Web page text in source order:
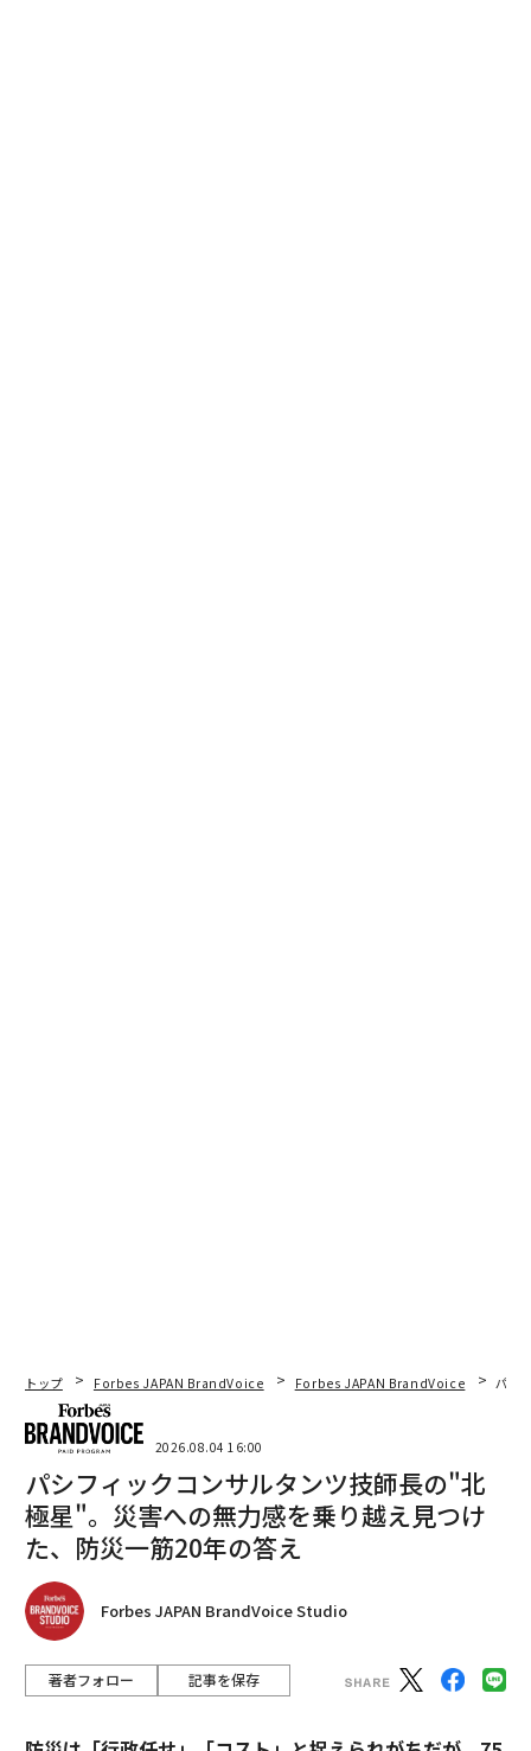
トップ Forbes JAPAN BrandVoice Forbes JAPAN BrandVoice パシ
2026.08.04 16:00
パシフィックコンサルタンツ技師長の"北
極星"。災害への無力感を乗り越え見つけ
た、防災一筋20年の答え
Forbes JAPAN BrandVoice Studio
著者フォロー 記事を保存